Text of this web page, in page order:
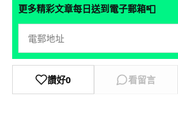
更多精彩文章每日送到電子郵箱📮
讚好0 看留言